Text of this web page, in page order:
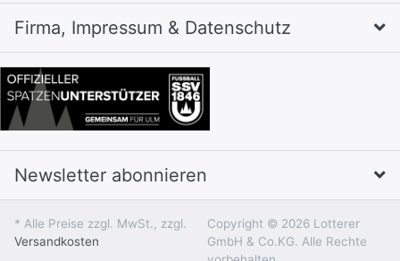
Firma, Impressum & Datenschutz
Newsletter abonnieren
* Alle Preise zzgl. MwSt., zzgl.
Versandkosten
Copyright © 2026 Lotterer
GmbH & Co.KG. Alle Rechte